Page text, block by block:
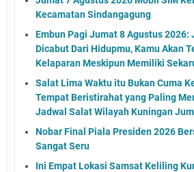
Kecamatan Sindangagung
Embun Pagi Jumat 8 Agustus 2026:
Dicabut Dari Hidupmu, Kamu Akan
Kelaparan Meskipun Memiliki
Salat Lima Waktu itu Bukan Cuma
Tempat Beristirahat yang Paling
Jadwal Salat Wilayah Kuningan
Nobar Final Piala Presiden 2026
Sangat Seru
Ini Empat Lokasi Samsat Keliling